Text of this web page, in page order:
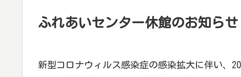
ふれあいセンター休館のお知らせ
新型コロナウィルス感染症の感染拡大に伴い、